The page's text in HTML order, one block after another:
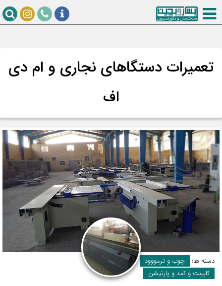
تعمیرات دستگاهای نجاری و ام دی
اف
دسته ها:
چوب و ترمووود
کابینت و کمد و پارتیشن